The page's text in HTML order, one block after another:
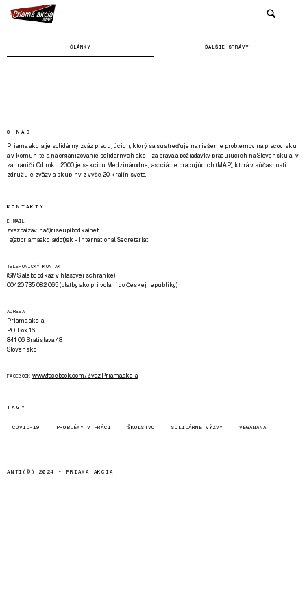
ČLÁNKY ĎALŠIE SPRÁVY
O NÁS
Priama akcia je solidárny zväz pracujúcich, ktorý sa sústreďuje na riešenie problémov na pracovisku
a v komunite, a na organizovanie solidárnych akcií za práva a požiadavky pracujúcich na Slovensku aj v
zahraničí. Od roku 2000 je sekciou Medzinárodnej asociácie pracujúcich (MAP), ktorá v súčasnosti
združuje zväzy a skupiny z vyše 20 krajín sveta.
KONTAKTY
E-MAIL
zvazpa(zavináč)riseup(bodka)net
is(at)priamaakcia(dot)sk - International Secretariat
TELEFONICKÝ KONTAKT
(SMS alebo odkaz v hlasovej schránke):
00420 735 082 065 (platby ako pri volaní do Českej republiky)
ADRESA
Priama akcia
P.O. Box 16
841 06 Bratislava 48
Slovensko
FACEBOOK www.facebook.com/Zvaz.Priama.akcia
TAGY
COVID-19 PROBLÉMY V PRÁCI ŠKOLSTVO SOLIDÁRNE VÝZVY VEGANANA
ANTI(©) 2024 - PRIAMA AKCIA